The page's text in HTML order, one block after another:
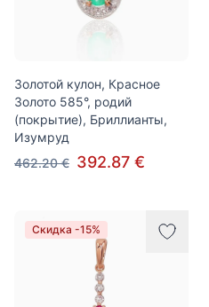
Золотой кулон, Красное
Золото 585°, родий
(покрытие), Бриллианты,
Изумруд
462.20 € 392.87 €
Скидка -15%